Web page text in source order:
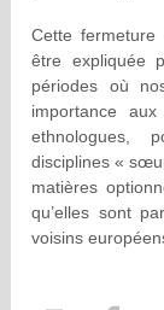
Cette
être expliquée
périodes où
importance
ethnologues,
disciplines «
matières
qu’elles sont
voisins